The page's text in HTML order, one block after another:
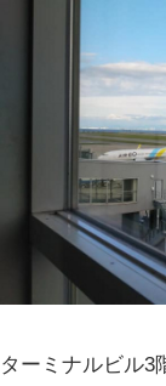
ターミナルビル3